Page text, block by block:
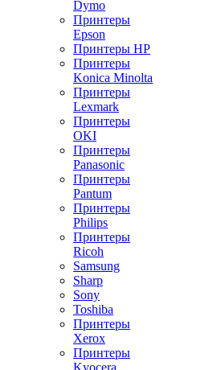
Dymo
Принтеры
Epson
Принтеры HP
Принтеры
Konica Minolta
Принтеры
Lexmark
Принтеры
OKI
Принтеры
Panasonic
Принтеры
Pantum
Принтеры
Philips
Принтеры
Ricoh
Samsung
Sharp
Sony
Toshiba
Принтеры
Xerox
Принтеры
Kyocera